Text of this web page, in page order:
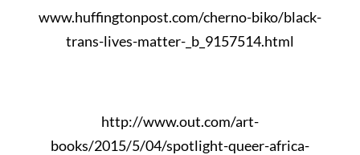
www.huffingtonpost.com/cherno-biko/black-
trans-lives-matter-_b_9157514.html
http://www.out.com/art-
books/2015/5/04/spotlight-queer-africa-